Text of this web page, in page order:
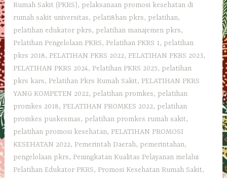
Rumah Sakit (PKRS), pelaksanaan promosi kesehatan di
rumah sakit universitas, pelati8han pkrs, pelatihan,
pelatihan edukator pkrs, pelatihan manajemen pkrs,
Pelatihan Pengelolaan PKRS, Pelatihan PKRS 1, pelatihan
pkrs 2018, PELATIHAN PKRS 2022, PELATIHAN PKRS 2023,
PELATIHAN PKRS 2024, Pelatihan PKRS 2025, pelatihan
pkrs kars, Pelatihan Pkrs Rumah Sakit, PELATIHAN PKRS
YANG KOMPETEN 2022, pelatihan promkes, pelatihan
promkes 2018, PELATIHAN PROMKES 2022, pelatihan
promkes puskesmas, pelatihan promkes rumah sakit,
pelatihan promosi kesehatan, PELATIHAN PROMOSI
KESEHATAN 2022, Pemerintah Daerah, pemerintahan,
pengelolaan pkrs, Peningkatan Kualitas Pelayanan melalui
Pelatihan Edukator PKRS, Promosi Kesehatan Rumah Sakit,